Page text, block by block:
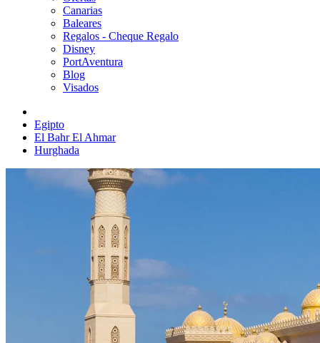
Canarias
Baleares
Regalos - Cheque Regalo
Disney
PortAventura
Blog
Visados
Egipto
El Bahr El Ahmar
Hurghada